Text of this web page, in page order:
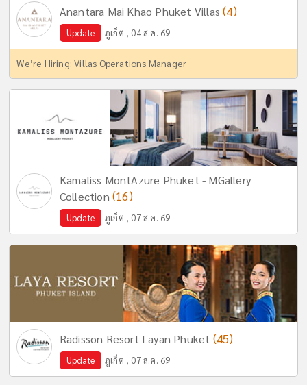
Anantara Mai Khao Phuket Villas(4)
Update ภูเก็ต , 04 ส.ค. 69
We’re Hiring: Villas Operations Manager
Kamaliss MontAzure Phuket - MGallery
Collection (16)
Update ภูเก็ต , 07 ส.ค. 69
Radisson Resort Layan Phuket (45)
Update ภูเก็ต , 07 ส.ค. 69